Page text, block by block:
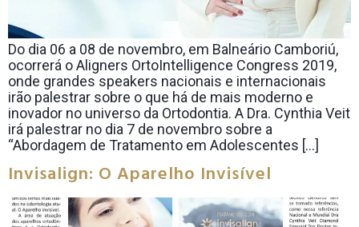
Do dia 06 a 08 de novembro, em Balneário Camboriú,
ocorrerá o Aligners OrtoIntelligence Congress 2019,
onde grandes speakers nacionais e internacionais
irão palestrar sobre o que há de mais moderno e
inovador no universo da Ortodontia. A Dra. Cynthia Veit
irá palestrar no dia 7 de novembro sobre a
“Abordagem de Tratamento em Adolescentes […]
Invisalign: O Aparelho Invisível